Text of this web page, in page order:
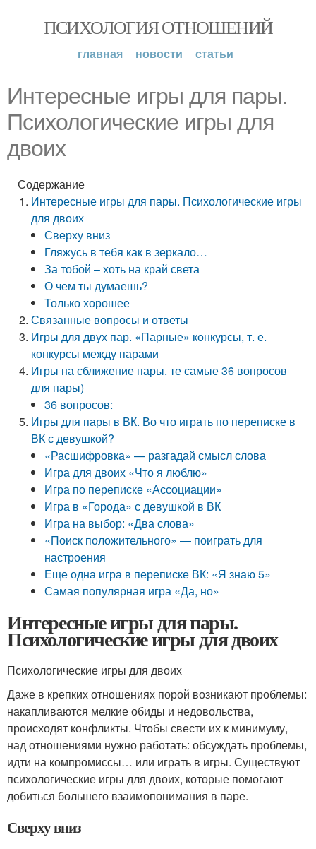
ПСИХОЛОГИЯ ОТНОШЕНИЙ
главная новости статьи
Интересные игры для пары.
Психологические игры для
двоих
Содержание
Интересные игры для пары. Психологические игры
для двоих
Сверху вниз
Гляжусь в тебя как в зеркало…
За тобой – хоть на край света
О чем ты думаешь?
Только хорошее
Связанные вопросы и ответы
Игры для двух пар. «Парные» конкурсы, т. е.
конкурсы между парами
Игры на сближение пары. те самые 36 вопросов
для пары)
36 вопросов:
Игры для пары в ВК. Во что играть по переписке в
ВК с девушкой?
«Расшифровка» — разгадай смысл слова
Игра для двоих «Что я люблю»
Игра по переписке «Ассоциации»
Игра в «Города» с девушкой в ВК
Игра на выбор: «Два слова»
«Поиск положительного» — поиграть для
настроения
Еще одна игра в переписке ВК: «Я знаю 5»
Самая популярная игра «Да, но»
Интересные игры для пары.
Психологические игры для двоих
Психологические игры для двоих
Даже в крепких отношениях порой возникают проблемы:
накапливаются мелкие обиды и недовольства,
происходят конфликты. Чтобы свести их к минимуму,
над отношениями нужно работать: обсуждать проблемы,
идти на компромиссы… или играть в игры. Существуют
психологические игры для двоих, которые помогают
добиться большего взаимопонимания в паре.
Сверху вниз